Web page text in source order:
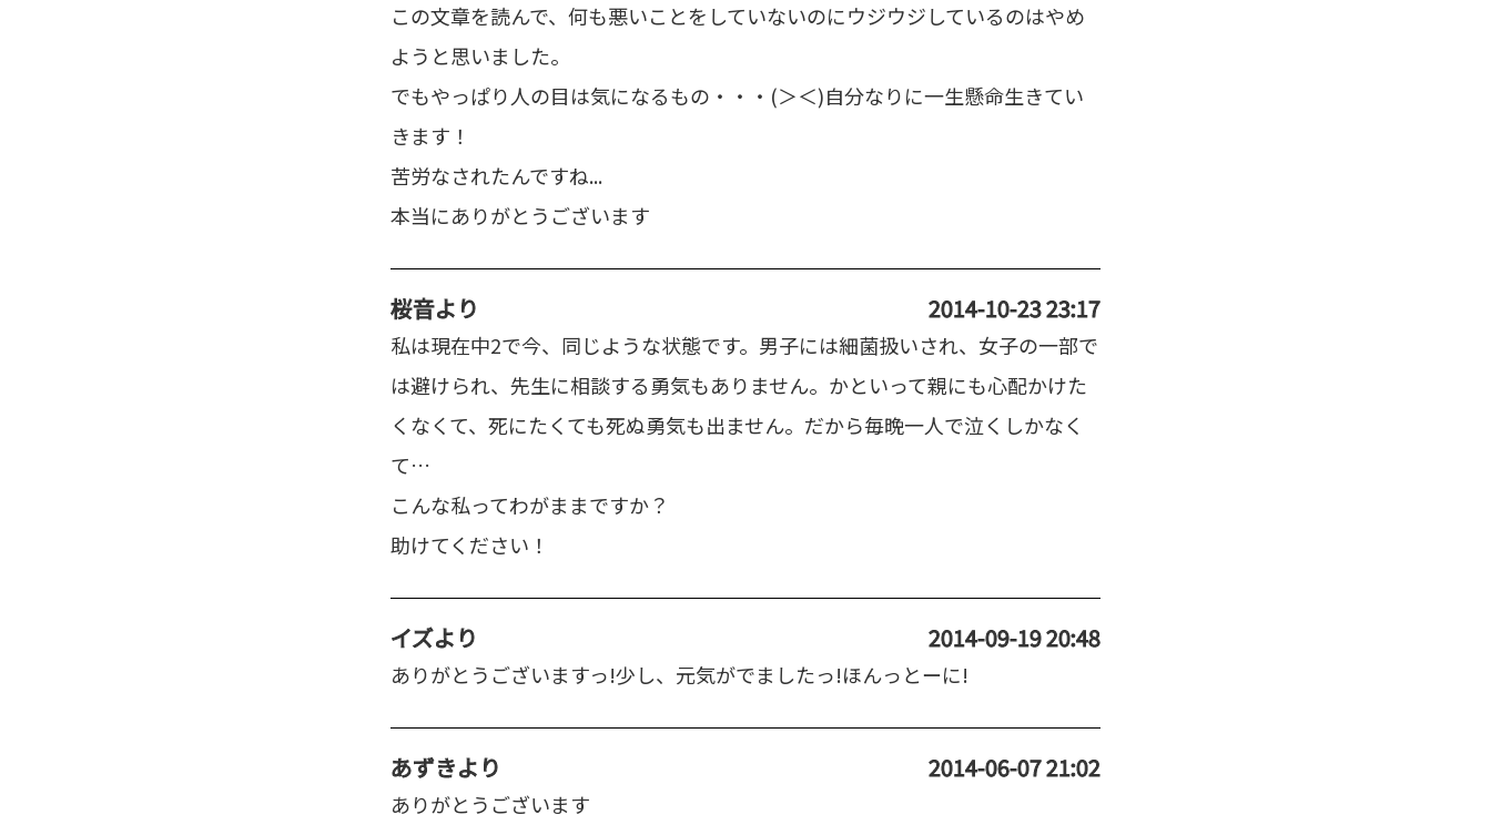
この文章を読んで、何も悪いことをしていないのにウジウジしているのはやめ
ようと思いました。
でもやっぱり人の目は気になるもの・・・(＞＜)自分なりに一生懸命生きてい
きます！
苦労なされたんですね...
本当にありがとうございます
桜音より 2014-10-23 23:17
私は現在中2で今、同じような状態です。男子には細菌扱いされ、女子の一部で
は避けられ、先生に相談する勇気もありません。かといって親にも心配かけた
くなくて、死にたくても死ぬ勇気も出ません。だから毎晩一人で泣くしかなく
て…
こんな私ってわがままですか？
助けてください！
イズより 2014-09-19 20:48
ありがとうございますっ!少し、元気がでましたっ!ほんっとーに!
あずきより 2014-06-07 21:02
ありがとうございます